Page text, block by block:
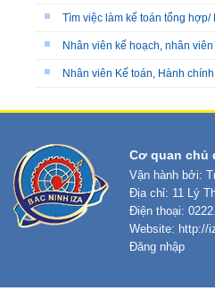
Tìm việc làm kế toán tổng hợp/
Nhân viên kế hoạch, nhân
Nhân viên Kế toán, Hành
Cơ quan chủ
Vận hành bởi:
Địa chỉ: 11 Lý
Điện thoại:
Website: http://
Đăng nhập